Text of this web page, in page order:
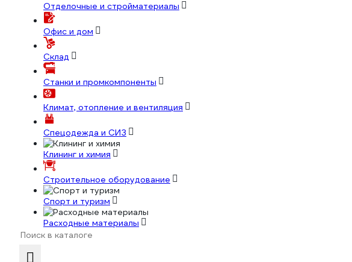
Отделочные и стройматериалы
Офис и дом
Склад
Станки и промкомпоненты
Климат, отопление и вентиляция
Спецодежда и СИЗ
Клининг и химия
Строительное оборудование
Спорт и туризм
Расходные материалы